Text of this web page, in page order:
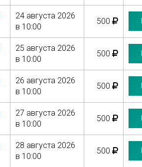
24 августа 2026
в 10:00
500
25 августа 2026
в 10:00
500
26 августа 2026
в 10:00
500
27 августа 2026
в 10:00
500
28 августа 2026
в 10:00
500